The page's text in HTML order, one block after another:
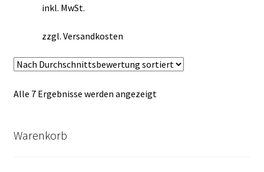
inkl. MwSt.
zzgl. Versandkosten
Alle 7 Ergebnisse werden angezeigtNach
Warenkorb